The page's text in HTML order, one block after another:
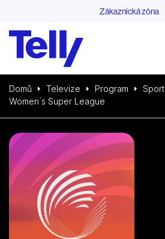
Zákaznická zóna
Domů Televize Program Sport
Women´s Super League